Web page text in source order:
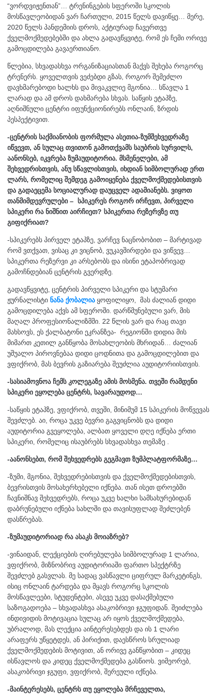
“ვორდვიჟენთან”… ტრენინგების სფეროში სკოლის
მოსწავლეობიდან ვარ ჩართული, 2015 წელს დავიწყე… მერე,
2020 წელს პანდემიის დროს, აქტიურად ჩავერთვე
ქველმოქმედებებში და ახლა გადავწყვიტე, რომ ეს ჩემი ორივე
გამოცდილება გავაერთიანო.
წლებია, სხვადასხვა ორგანიზაციასთან მაქვს შეხება როგორც
ტრენერს. ყოველთვის ვეძებდი გზას, როგორ შემეძლო
დავხმარებოდი ხალხს და მივაკვლიე მგონია… სწავლა 1
ლარად და ამ დროს დახმარება სხვას. საწყის ეტაპზე,
აღნიშნული ცენტრი იფუნქციონირებს ონლაინ, ზრდის
პესპექტივით.
-ცენტრის საქმიანობის ფორმულა ასეთია-ზუმშეხვედრაზე
იწვევთ, ან სულაც თვითონ გამოთქვამს საუბრის სურვილს,
აანონსებ, იკვრება ზუმაუდიტორია. მსმენელები, ამ
შეხვედრისთვის, ანუ სწავლისთვის, იხდიან სიმბოლურად ერთ
ლარს, რომელიც შემდეგ გამოიყენება ქველმოქმედებისთვის
და გადაეცემა სოციალურად დაუცველ ადამიანებს. ვიყოთ
თანმიმდევრულები – სპიკერეს როგორ ირჩევთ, პირველი
სპიკერი რა ნიშნით აირჩიეთ? სპიკერთა რეზერვზე თუ
გიფიქრიათ?
-სპიკერებს პირველ ეტაპზე, ვარჩევ ნაცნობობით – მარტივად
რომ ვთქვათ, ვისაც კი ვიცნობ, ვუკავშირდები და ვიწვევ…
სპიკერთა რეზერვი კი არსებობს და ისინი ეტაპობრივად
გამოჩნდებიან ცენტრის გვერდზე.
გადავწყვიტე, ცენტრის პირველი სპიკერი და სტუმარი
ჟურნალისტი ნანა ქობალია ყოფილიყო, მას ძალიან დიდი
გამოცდილება აქვს ამ სფეროში. დარწმუნებული ვარ, მის
მაღალ პროფესიონალიზმში. 22 წლის ვარ და რაც თავი
მახსოვს, ეს ქალბატონი ეკრანზეა- რეგიონში დიდია მის
მიმართ კეთილ განწყობა მოსახლეობის მხრიდან… ძალიან
უშუალო პიროვნებაა დიდი ცოდნითა და გამოცდილებით და
ვფიქრობ, მას ბევრის გაზიარება შეუძლია აუდიტორიისთვის.
-სასიამოვნოა ჩემს კოლეგაზე ამის მოსმენა. თვეში რამდენი
სპიკერი ეყოლება ცენტრს, სავარაუდოდ…
-საწყის ეტაპზე, ვფიქრობ, თვეში, მინიმუმ 15 სპიკერის მოწვევას
შევძლებ. აი, როცა უკვე ბევრი გაგვიცნობს და დიდი
აუდიტორია გვეყოლება, ალბათ ყოველი დღე იქნება ერთი
სპიკერი, რომელიც ისაუბრებს სხვადასხვა თემაზე .
-აანონსებთ, რომ შეხვედრებს გეგმავთ ზუმპლატფორმაზე…
-ზუმი, მგონია, შეხვედრებისთვის და ქველმოქმედებისთვის,
ბევრისთვის მოსახერხებელი იქნება. თან ისეთ დროებში
ჩავნიშნავ შეხვედრებს, როცა უკვე ხალხი სამსახურებიდან
დაბრუნებული იქნება სახლში და თავისუფლად შეძლებენ
დასწრებას.
-ზუმაუდიტორიად რა ასაკს მოიაზრებ?
-ვინაიდან, ლექციების ღირებულება სიმბოლურად 1 ლარია,
ვფიქრობ, მიზნობრივ აუდიტორიაში ფართო სპექტრზე
შევძლებ გასვლას. მე სადაც ვასწავლი ციფრულ მარკეტინგს,
ისიც ონლაინ ტარდება და მყავს როგორც სკოლის
მოსწავლეები, სტუდენტები, ასევე უკვე დასაქმებული
საზოგადოება – სხვადასხვა ასაკობრივი ჯგუფიდან. შეიძლება
ინდივიდის მოტივაცია სულაც არ იყოს ქველმოქმედება,
უბრალოდ, მას ლექცია აინტერესებდეს და ის 1 ლარი
არაფერს უწყეტდეს, ან პირიქით, დაესწროს სრულიად
ქველმოქმედების მოტივით, ან ორივე განწყობით – კიდეც
ისწავლოს და კიდეც ქველმოქმედება გასწიოს. ვიმეორებ,
ასაკობრივი ჯგუფი, ვფიქრობ, შერეული იქნება.
-მაინტერესებს, ცენტრს თუ ეყოლება მრჩეველთა,